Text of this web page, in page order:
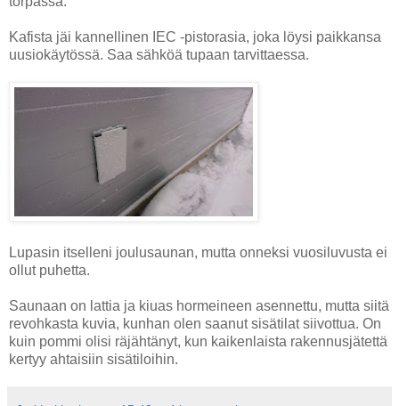
Kafista jäi kannellinen IEC -pistorasia, joka löysi paikkansa
uusiokäytössä. Saa sähköä tupaan tarvittaessa.
Lupasin itselleni joulusaunan, mutta onneksi vuosiluvusta ei
ollut puhetta.
Saunaan on lattia ja kiuas hormeineen asennettu, mutta siitä
revohkasta kuvia, kunhan olen saanut sisätilat siivottua. On
kuin pommi olisi räjähtänyt, kun kaikenlaista rakennusjätettä
kertyy ahtaisiin sisätiloihin.